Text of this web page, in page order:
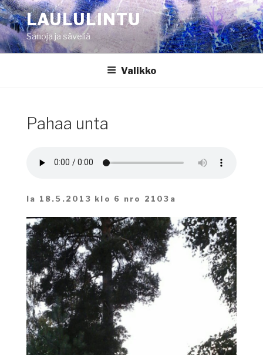
Siirry
sisältöönLAULULINTU
Sanoja ja säveliä
Valikko
Pahaa unta
la 18.5.2013 klo 6 nro 2103a